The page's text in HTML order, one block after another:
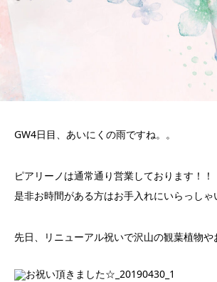
GW4日目、あいにくの雨ですね。。
ピアリーノは通常通り営業しております！！
是非お時間がある方はお手入れにいらっしゃ
先日、リニューアル祝いで沢山の観葉植物や